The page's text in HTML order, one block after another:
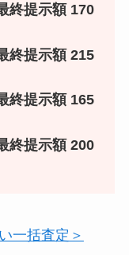
終提示額 170
終提示額 215
終提示額 165
終提示額 200
一括査定＞